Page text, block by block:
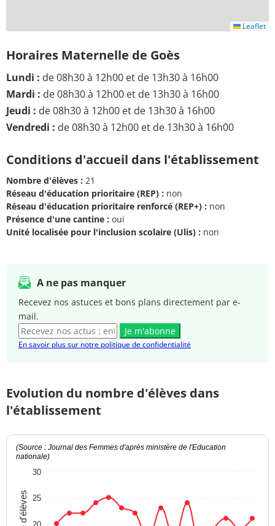
Leaflet
Horaires Maternelle de Goès
Lundi : de 08h30 à 12h00 et de 13h30 à 16h00
Mardi : de 08h30 à 12h00 et de 13h30 à 16h00
Jeudi : de 08h30 à 12h00 et de 13h30 à 16h00
Vendredi : de 08h30 à 12h00 et de 13h30 à 16h00
Conditions d'accueil dans l'établissement
Nombre d'élèves : 21
Réseau d'éducation prioritaire (REP) : non
Réseau d'éducation prioritaire renforcé (REP+) : non
Présence d'une cantine : oui
Unité localisée pour l'inclusion scolaire (Ulis) : non
A ne pas manquer
Recevez nos astuces et bons plans directement par e-
mail.
Je m'abonne
En savoir plus sur notre politique de confidentialité
Evolution du nombre d'élèves dans
l'établissement
(Source : Journal des Femmes d'après ministère de l'Education
nationale)
25
30